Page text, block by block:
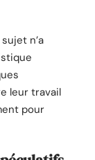
n’a
leur travail
pour